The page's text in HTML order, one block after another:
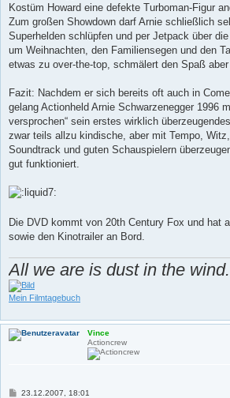
Kostüm Howard eine defekte Turboman-Figur
Zum großen Showdown darf Arnie schließlich
Superhelden schlüpfen und per Jetpack über
um Weihnachten, den Familiensegen und den
etwas zu over-the-top, schmälert den Spaß aber
Fazit: Nachdem er sich bereits oft auch in
gelang Actionheld Arnie Schwarzenegger 1996
versprochen“ sein erstes wirklich
zwar teils allzu kindische, aber mit Tempo,
Soundtrack und guten Schauspielern
gut funktioniert.
Die DVD kommt von 20th Century Fox und hat
sowie den Kinotrailer an Bord.
All we are is dust in the wind.
Mein Filmtagebuch
Vince
Actioncrew
B23.12.2007, 18:01